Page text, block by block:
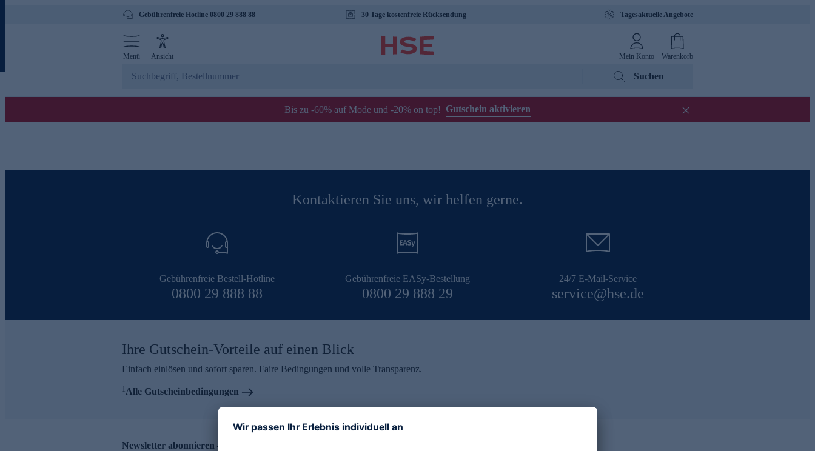
Gebührenfreie Hotline 0800 29 888 88 30 Tage kostenfreie Rücksendung Tagesaktuelle Angebote
Menü Ansicht Mein Konto Warenkorb
Suchen
Bis zu -60% auf Mode und -20% on top! Gutschein aktivieren
Kontaktieren Sie uns, wir helfen gerne.
Gebührenfreie Bestell-Hotline
0800 29 888 88
Gebührenfreie EASy-Bestellung
0800 29 888 29
24/7 E-Mail-Service
service@hse.de
Ihre Gutschein-Vorteile auf einen Blick
Einfach einlösen und sofort sparen. Faire Bedingungen und volle Transparenz.
1Alle Gutscheinbedingungen
Newsletter abonnieren – 10 € Gutschein erhalten